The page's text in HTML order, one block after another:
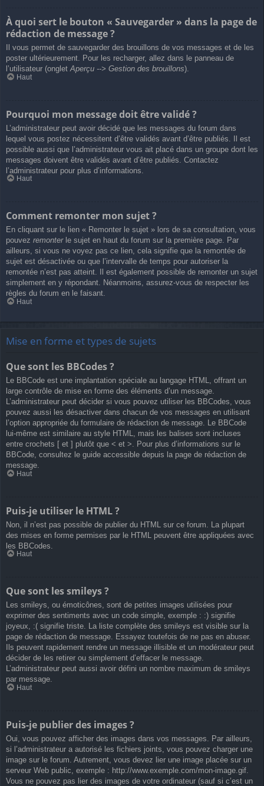
À quoi sert le bouton « Sauvegarder » dans la page de
rédaction de message ?
Il vous permet de sauvegarder des brouillons de vos messages et de les
poster ultérieurement. Pour les recharger, allez dans le panneau de
l’utilisateur (ongletAperçu --> Gestion des brouillons).
Haut
Pourquoi mon message doit être validé ?
L’administrateur peut avoir décidé que les messages du forum dans
lequel vous postez nécessitent d’être validés avant d’être publiés. Il est
possible aussi que l’administrateur vous ait placé dans un groupe dont les
messages doivent être validés avant d’être publiés. Contactez
l’administrateur pour plus d’informations.
Haut
Comment remonter mon sujet ?
En cliquant sur le lien « Remonter le sujet » lors de sa consultation, vous
pouvez remonterle sujet en haut du forum sur la première page. Par
ailleurs, si vous ne voyez pas ce lien, cela signifie que la remontée de
sujet est désactivée ou que l’intervalle de temps pour autoriser la
remontée n’est pas atteint. Il est également possible de remonter un sujet
simplement en y répondant. Néanmoins, assurez-vous de respecter les
règles du forum en le faisant.
Haut
Mise en forme et types de sujets
Que sont les BBCodes ?
Le BBCode est une implantation spéciale au langage HTML, offrant un
large contrôle de mise en forme des éléments d’un message.
L’administrateur peut décider si vous pouvez utiliser les BBCodes, vous
pouvez aussi les désactiver dans chacun de vos messages en utilisant
l’option appropriée du formulaire de rédaction de message. Le BBCode
lui-même est similaire au style HTML, mais les balises sont incluses
entre crochets [ et ] plutôt que < et >. Pour plus d’informations sur le
BBCode, consultez le guide accessible depuis la page de rédaction de
message.
Haut
Puis-je utiliser le HTML ?
Non, il n’est pas possible de publier du HTML sur ce forum. La plupart
des mises en forme permises par le HTML peuvent être appliquées avec
les BBCodes.
Haut
Que sont les smileys ?
Les smileys, ou émoticônes, sont de petites images utilisées pour
exprimer des sentiments avec un code simple, exemple : :) signifie
joyeux, :( signifie triste. La liste complète des smileys est visible sur la
page de rédaction de message. Essayez toutefois de ne pas en abuser.
Ils peuvent rapidement rendre un message illisible et un modérateur peut
décider de les retirer ou simplement d’effacer le message.
L’administrateur peut aussi avoir défini un nombre maximum de smileys
par message.
Haut
Puis-je publier des images ?
Oui, vous pouvez afficher des images dans vos messages. Par ailleurs,
si l’administrateur a autorisé les fichiers joints, vous pouvez charger une
image sur le forum. Autrement, vous devez lier une image placée sur un
serveur Web public, exemple : http://www.exemple.com/mon-image.gif.
Vous ne pouvez pas lier des images de votre ordinateur (sauf si c’est un